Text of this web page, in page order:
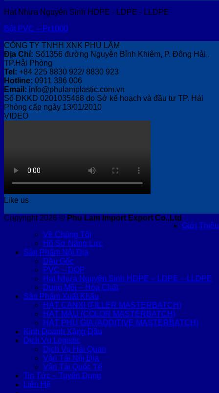
Hạt Nhựa Nguyên Sinh HDPE - LDPE - LLDPE
Bột PVC – Pr1000
CÔNG TY TNHH XNK PHÚ LÂM
Địa Chỉ: Số1356 đường Nguyễn Bỉnh Khiêm, P. Đông Hải ,
TP.Hải Phòng
Tel: +84 225 8830 922/ 8830 923
Hotline: 0911 386 006
Email: info@phulamplastic.com.vn
Số ĐKKD 0201035468 do Sở kế hoạch và đầu tư TP. Hải
Phòng cấp ngày 13/01/2010
VIDEO
Like us
Copyright 2026 © Phu Lam Import Export Co.,Ltd
Giới Thiệu
Về Chúng Tôi
Hồ Sơ Năng Lực
Sản Phẩm Nội Địa
Dầu Gốc
PVC – DOP
Hạt Nhựa Nguyên Sinh HDPE – LDPE – LLDPE
Dung Môi – Hóa Chất
Sản Phẩm Xuất Khẩu
HẠT CANXI (FILLER MASTERBATCH)
HẠT MÀU (COLOR MASTERBATCH)
HẠT PHỤ GIA (ADDITIVE MASTERBATCH)
Kinh Doanh Xăng Dầu
Dịch Vụ Logistic
Dịch Vụ Hải Quan
Vận Tải Nội Địa
Vận Tải Quốc Tế
Tin Tức – Tuyển Dụng
Liên Hệ